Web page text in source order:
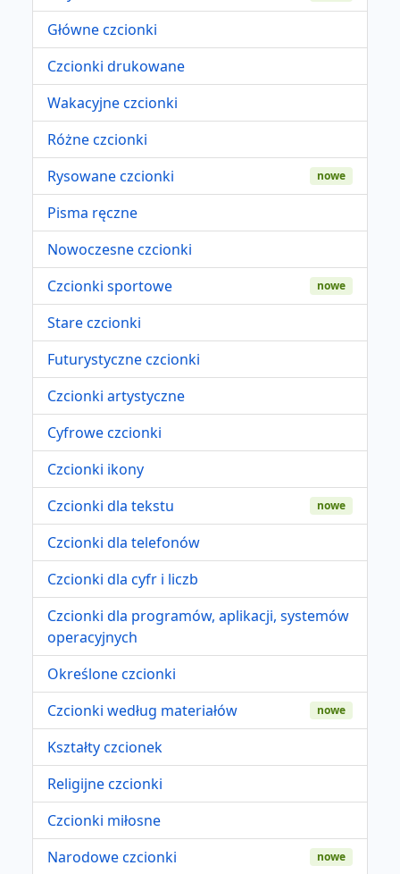
Główne czcionki
Czcionki drukowane
Wakacyjne czcionki
Różne czcionki
Rysowane czcionki
nowe
Pisma ręczne
Nowoczesne czcionki
Czcionki sportowe
nowe
Stare czcionki
Futurystyczne czcionki
Czcionki artystyczne
Cyfrowe czcionki
Czcionki ikony
Czcionki dla tekstu
nowe
Czcionki dla telefonów
Czcionki dla cyfr i liczb
Czcionki dla programów, aplikacji, systemów
operacyjnych
Określone czcionki
Czcionki według materiałów
nowe
Kształty czcionek
Religijne czcionki
Czcionki miłosne
Narodowe czcionki
nowe